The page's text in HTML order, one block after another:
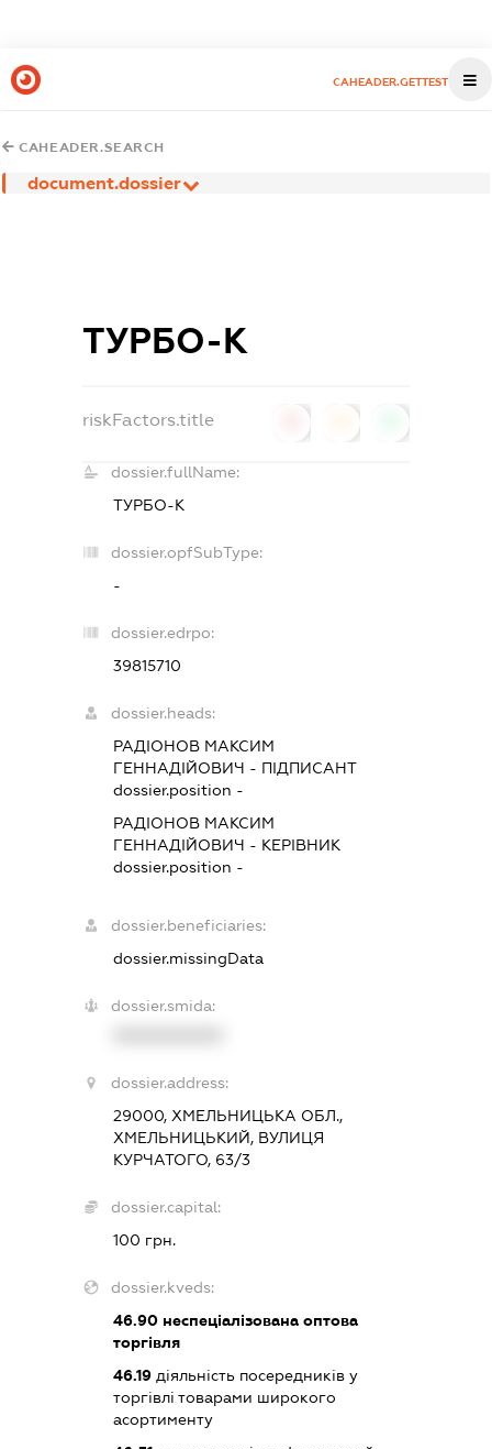
CAHEADER.GETTEST
CAHEADER.SEARCH
document.dossier
ТУРБО-К
riskFactors.title
dossier.fullName:
ТУРБО-К
dossier.opfSubType:
-
dossier.edrpo:
39815710
dossier.heads:
РАДІОНОВ МАКСИМ
ГЕННАДІЙОВИЧ - ПІДПИСАНТ
dossier.position -
РАДІОНОВ МАКСИМ
ГЕННАДІЙОВИЧ - КЕРІВНИК
dossier.position -
dossier.beneficiaries:
dossier.missingData
dossier.smida:
dossier.address:
29000, ХМЕЛЬНИЦЬКА ОБЛ.,
ХМЕЛЬНИЦЬКИЙ, ВУЛИЦЯ
КУРЧАТОГО, 63/3
dossier.capital:
100 грн.
dossier.kveds:
46.90неспеціалізована оптова
торгівля
46.19діяльність посередників у
торгівлі товарами широкого
асортименту